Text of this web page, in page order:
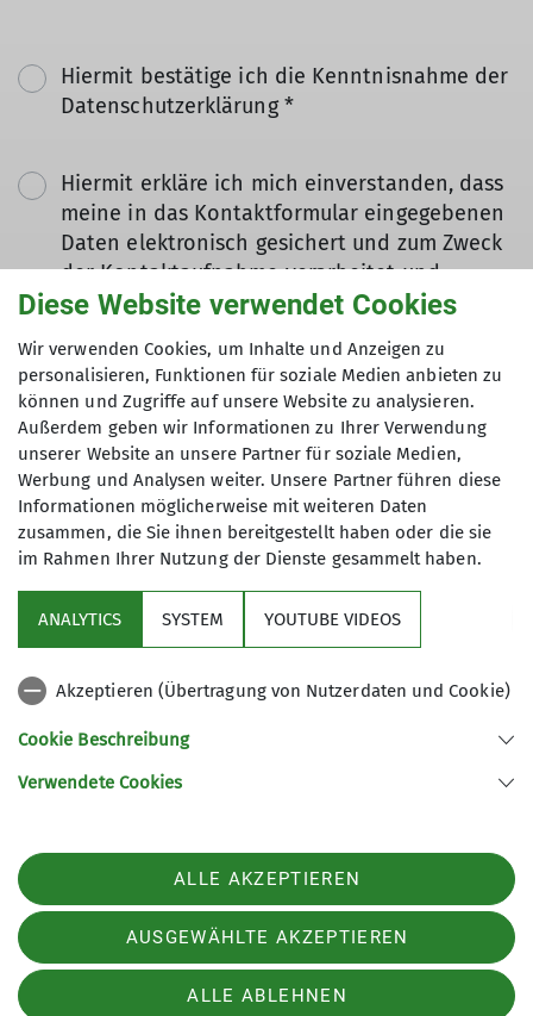
Hiermit bestätige ich die Kenntnisnahme der
Datenschutzerklärung *
Hiermit erkläre ich mich einverstanden, dass
meine in das Kontaktformular eingegebenen
Daten elektronisch gesichert und zum Zweck
der Kontaktaufnahme verarbeitet und
genutzt werden. Mir ist bekannt, dass ich
kann. *
Mit (*) markierte Felder
sind Pflichtfelder
Absenden
Sektion
DAV
Sektion Koblenz des Deutschen Alpenvereins e.V.
Telefon +4926179452
Datenschutz-Einstellungen
Datenschutz
Impressum
Diese Website verwendet Cookies
Wir verwenden Cookies, um Inhalte und Anzeigen zu
personalisieren, Funktionen für soziale Medien anbieten zu
können und Zugriffe auf unsere Website zu analysieren.
Außerdem geben wir Informationen zu Ihrer Verwendung
unserer Website an unsere Partner für soziale Medien,
Werbung und Analysen weiter. Unsere Partner führen diese
Informationen möglicherweise mit weiteren Daten
zusammen, die Sie ihnen bereitgestellt haben oder die sie
im Rahmen Ihrer Nutzung der Dienste gesammelt haben.
ANALYTICS SYSTEM YOUTUBE VIDEOS
Akzeptieren (Übertragung von Nutzerdaten und Cookie)
Cookie Beschreibung
Verwendete Cookies
ALLE AKZEPTIEREN
AUSGEWÄHLTE AKZEPTIEREN
ALLE ABLEHNEN